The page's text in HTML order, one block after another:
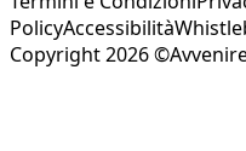
PolicyAccessibilità
Copyright 2026